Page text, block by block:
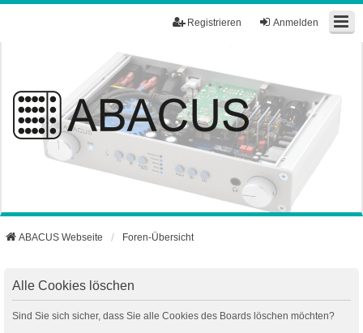
Anmelden
Registrieren
ABACUS Webseite Foren-Übersicht
Alle Cookies löschen
Sind Sie sich sicher, dass Sie alle Cookies des Boards löschen möchten?